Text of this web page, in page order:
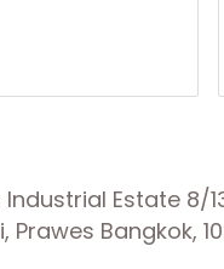
Estate 8/
Prawes Bangkok,